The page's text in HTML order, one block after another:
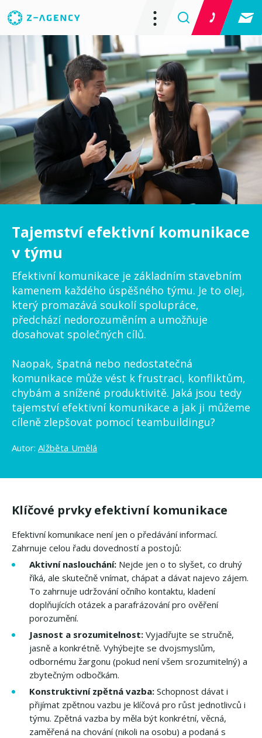
Tajemství efektivní komunikace
v týmu
Efektivní komunikace je základním stavebním
kamenem každého úspěšného týmu. Je to olej,
který promazává soukolí spolupráce,
předchází nedorozuměním a umožňuje
dosahovat společných cílů.
Naopak, špatná nebo nedostatečná
komunikace může vést k frustraci, konfliktům,
chybám a snížené produktivitě. Jaká jsou tedy
tajemství efektivní komunikace a jak ji můžeme
cíleně zlepšovat pomocí teambuildingu?
Autor: Alžběta Umělá
Klíčové prvky efektivní komunikace
Efektivní komunikace není jen o předávání informací.
Zahrnuje celou řadu dovedností a postojů:
Aktivní naslouchání: Nejde jen o to slyšet, co druhý
říká, ale skutečně vnímat, chápat a dávat najevo zájem.
To zahrnuje udržování očního kontaktu, kladení
doplňujících otázek a parafrázování pro ověření
porozumění.
Jasnost a srozumitelnost: Vyjadřujte se stručně,
jasně a konkrétně. Vyhýbejte se dvojsmyslům,
odbornému žargonu (pokud není všem srozumitelný) a
zbytečným odbočkám.
Konstruktivní zpětná vazba: Schopnost dávat i
přijímat zpětnou vazbu je klíčová pro růst jednotlivců i
týmu. Zpětná vazba by měla být konkrétní, věcná,
zaměřená na chování (nikoli na osobu) a podaná s